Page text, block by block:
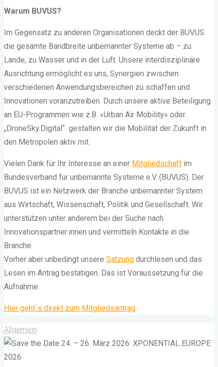
Warum BUVUS?
Im Gegensatz zu anderen Organisationen deckt der BUVUS
die gesamte Bandbreite unbemannter Systeme ab – zu
Lande, zu Wasser und in der Luft. Unsere interdisziplinäre
Ausrichtung ermöglicht es uns, Synergien zwischen
verschiedenen Anwendungsbereichen zu schaffen und
Innovationen voranzutreiben. Durch unsere aktive Beteiligung
an EU-Programmen wie z.B. «Urban Air Mobility» oder
„DroneSky.Digital“ gestalten wir die Mobilität der Zukunft in
den Metropolen aktiv mit.
Vielen Dank für Ihr Interesse an einer Mitgliedschaft im
Bundesverband für unbemannte Systeme e.V. (BUVUS). Der
BUVUS ist ein Netzwerk der Branche unbemannter System
aus Wirtschaft, Wissenschaft, Politik und Gesellschaft. Wir
unterstützen unter anderem bei der Suche nach
Innovationspartner:innen und vermitteln Kontakte in die
Branche.
Vorher aber unbedingt unsere Satzung durchlesen und das
Lesen im Antrag bestätigen. Das ist Voraussetzung für die
Aufnahme.
Hier geht`s direkt zum Mitgliedsantrag
Allgemein